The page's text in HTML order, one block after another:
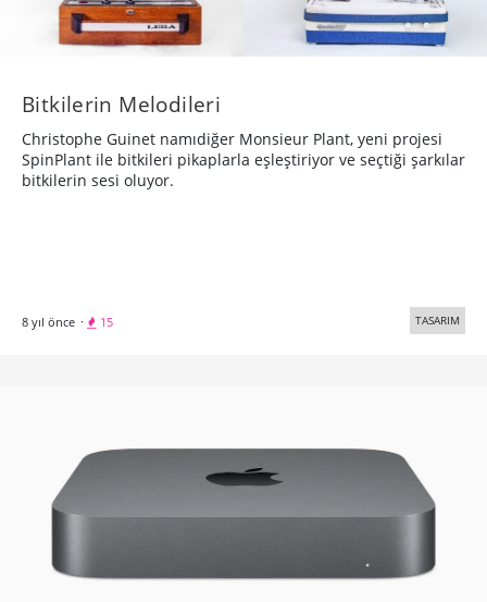
Bitkilerin Melodileri
Christophe Guinet namıdiğer Monsieur Plant, yeni projesi
SpinPlant ile bitkileri pikaplarla eşleştiriyor ve seçtiği şarkılar
bitkilerin sesi oluyor.
8 yıl önce · 15 TASARIM